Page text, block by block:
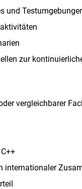
und
zur
vergleichbarer
internationaler